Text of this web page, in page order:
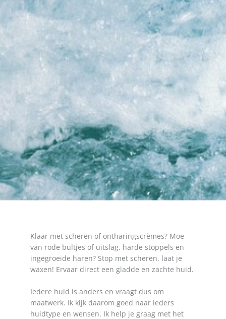
Klaar met scheren of ontharingscrèmes? Moe
van rode bultjes of uitslag, harde stoppels en
ingegroeide haren? Stop met scheren, laat je
waxen! Ervaar direct een gladde en zachte huid.
Iedere huid is anders en vraagt dus om
maatwerk. Ik kijk daarom goed naar ieders
huidtype en wensen. Ik help je graag met het